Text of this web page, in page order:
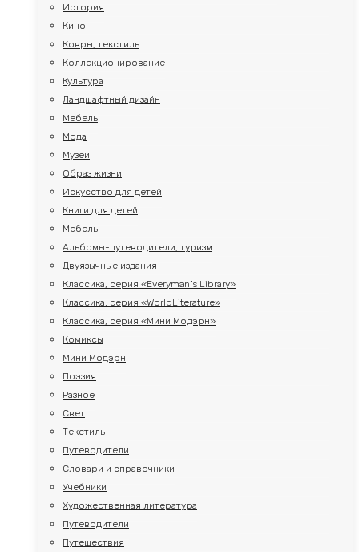
История
Кино
Ковры, текстиль
Коллекционирование
Культура
Ландшафтный дизайн
Мебель
Мода
Музеи
Образ жизни
Искусство для детей
Книги для детей
Мебель
Альбомы-путеводители, туризм
Двуязычные издания
Классика, серия «Everyman’s Library»
Классика, серия «WorldLiterature»
Классика, серия «Мини Модэрн»
Комиксы
Мини Модэрн
Поэзия
Разное
Свет
Текстиль
Путеводители
Словари и справочники
Учебники
Художественная литература
Путеводители
Путешествия